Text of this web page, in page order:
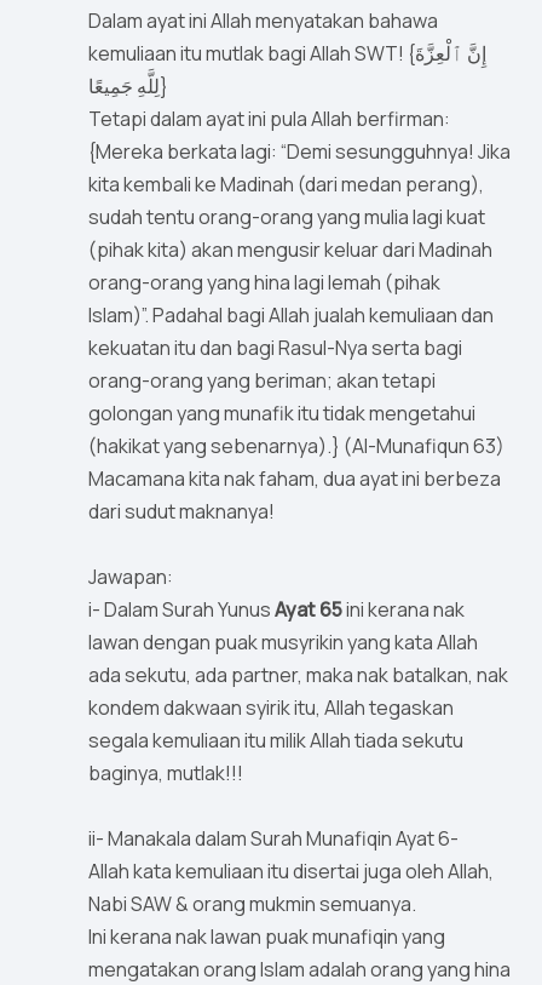
Dalam ayat ini Allah menyatakan bahawa
kemuliaan itu mutlak bagi Allah SWT! {إِنَّ ٱلْعِزَّةَ
لِلَّهِ جَمِيعًا}
Tetapi dalam ayat ini pula Allah berfirman:
{Mereka berkata lagi: “Demi sesungguhnya! Jika
kita kembali ke Madinah (dari medan perang),
sudah tentu orang-orang yang mulia lagi kuat
(pihak kita) akan mengusir keluar dari Madinah
orang-orang yang hina lagi lemah (pihak
Islam)”. Padahal bagi Allah jualah kemuliaan dan
kekuatan itu dan bagi Rasul-Nya serta bagi
orang-orang yang beriman; akan tetapi
golongan yang munafik itu tidak mengetahui
(hakikat yang sebenarnya).} (Al-Munafiqun 63)
Macamana kita nak faham, dua ayat ini berbeza
dari sudut maknanya!
Jawapan:
i- Dalam Surah YunusAyat 65ini kerana nak
lawan dengan puak musyrikin yang kata Allah
ada sekutu, ada partner, maka nak batalkan, nak
kondem dakwaan syirik itu, Allah tegaskan
segala kemuliaan itu milik Allah tiada sekutu
baginya, mutlak!!!
ii- Manakala dalam Surah Munafiqin Ayat 6-
Allah kata kemuliaan itu disertai juga oleh Allah,
Nabi SAW & orang mukmin semuanya.
Ini kerana nak lawan puak munafiqin yang
mengatakan orang Islam adalah orang yang hina